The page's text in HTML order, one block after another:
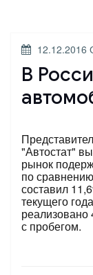
12.12.2016
В
"Автостат"
рынок
по
составил
текущего
реализовано
с пробегом.